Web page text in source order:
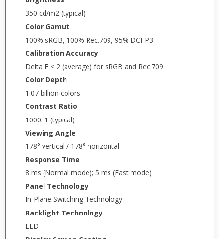
350 cd/m2 (typical)
Color Gamut
100% sRGB, 100% Rec.709, 95% DCI-P3
Calibration Accuracy
Delta E < 2 (average) for sRGB and Rec.709
Color Depth
1.07 billion colors
Contrast Ratio
1000: 1 (typical)
Viewing Angle
178° vertical / 178° horizontal
Response Time
8 ms (Normal mode); 5 ms (Fast mode)
Panel Technology
In-Plane Switching Technology
Backlight Technology
LED